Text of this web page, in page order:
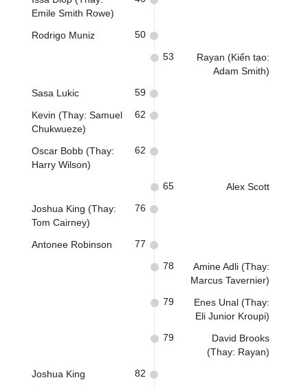
Emile Smith Rowe)
Rodrigo Muniz 50
Rayan (Kiến tạo:
Adam Smith)
53
Sasa Lukic 59
Kevin (Thay: Samuel
Chukwueze)
62
Oscar Bobb (Thay:
Harry Wilson)
62
Alex Scott
65
Joshua King (Thay:
Tom Cairney)
76
Antonee Robinson 77
Amine Adli (Thay:
Marcus Tavernier)
78
Enes Unal (Thay:
Eli Junior Kroupi)
79
David Brooks
(Thay: Rayan)
79
Joshua King 82